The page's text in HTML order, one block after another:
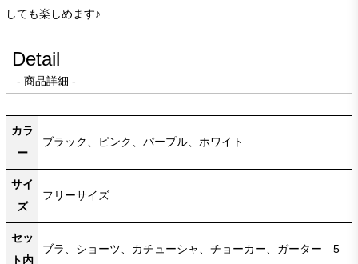
しても楽しめます♪
Detail
- 商品詳細 -
カラ
ー
ブラック、ピンク、パープル、ホワイト
サイ
ズ
フリーサイズ
セッ
ト内
ブラ、ショーツ、カチューシャ、チョーカー、ガーター 5